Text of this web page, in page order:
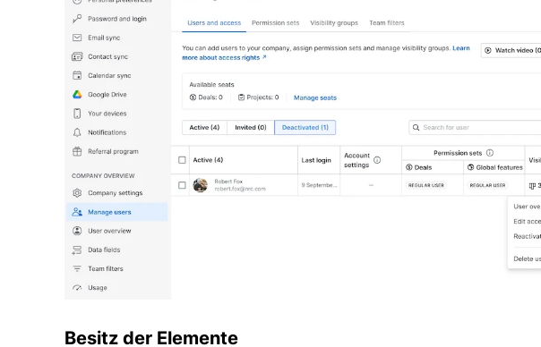
Besitz der Elemente